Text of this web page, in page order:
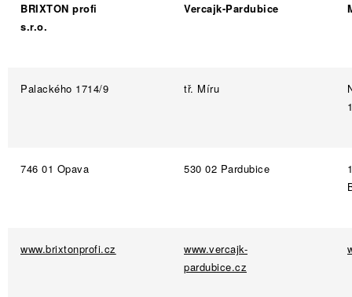
BRIXTON profi
s.r.o.
Vercajk-Pardubice
Palackého 1714/9 tř. Míru
746 01 Opava 530 02 Pardubice
www.brixtonprofi.cz
www.vercajk-
pardubice.cz